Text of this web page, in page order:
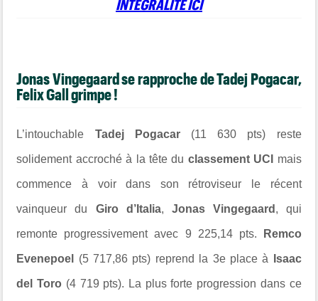
INTÉGRALITÉ ICI
Jonas Vingegaard se rapproche de Tadej Pogacar,
Felix Gall grimpe !
L’intouchable Tadej Pogacar(11 630 pts) reste
solidement accroché à la tête du classement UCI mais
commence à voir dans son rétroviseur le récent
vainqueur du Giro d’Italia, Jonas Vingegaard , qui
remonte progressivement avec 9 225,14 pts. Remco
Evenepoel (5 717,86 pts) reprend la 3e place à Isaac
del Toro (4 719 pts). La plus forte progression dans ce